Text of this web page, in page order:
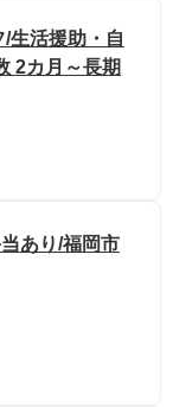
生活援助・自
2カ月～長期
あり/福岡市